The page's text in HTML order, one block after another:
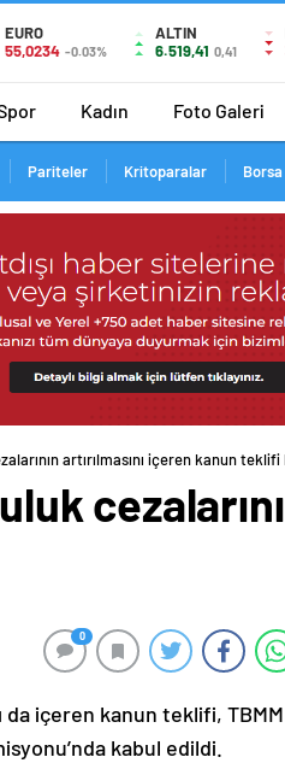
EURO
55,0234 -0.03%
ALTIN
6.519,41 0,41
Kadın Foto Galeri
Pariteler Kritoparalar Borsa
artırılmasını içeren kanun
0
da içeren kanun teklifi,
kabul edildi.